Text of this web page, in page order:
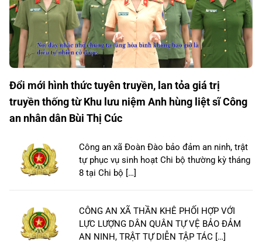
Đổi mới hình thức tuyên truyền, lan tỏa giá trị
truyền thống từ Khu lưu niệm Anh hùng liệt sĩ Công
an nhân dân Bùi Thị Cúc
Công an xã Đoàn Đào bảo đảm an ninh, trật
tự phục vụ sinh hoạt Chi bộ thường kỳ tháng
8 tại Chi bộ […]
CÔNG AN XÃ THẦN KHÊ PHỐI HỢP VỚI
LỰC LƯỢNG DÂN QUÂN TỰ VỆ BẢO ĐẢM
AN NINH, TRẬT TỰ DIỄN TẬP TÁC […]